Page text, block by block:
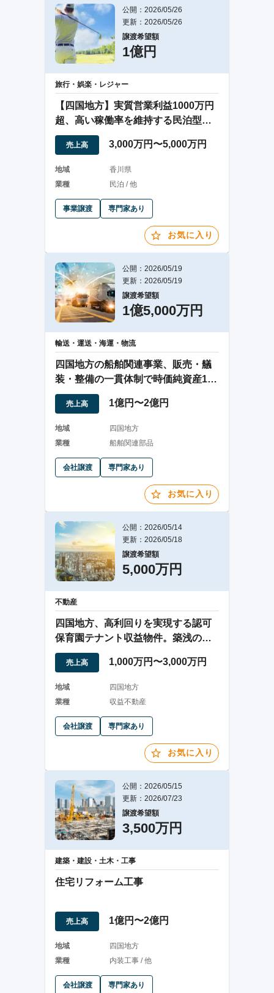
公開：2026/05/26
更新：2026/05/26
譲渡希望額
1億円
旅行・娯楽・レジャー
【四国地方】実質営業利益1000万円
超、高い稼働率を維持する民泊型宿
泊事業の譲渡
売上高 3,000万円〜5,000万円
地域
香川県
業種
民泊 / 他
事業譲渡 専門家あり
お気に入り
公開：2026/05/19
更新：2026/05/19
譲渡希望額
1億5,000万円
輸送・運送・海運・物流
四国地方の船舶関連事業、販売・艤
装・整備の一貫体制で時価純資産1億
5千万円以上
売上高 1億円〜2億円
地域
四国地方
業種
船舶関連部品
会社譲渡 専門家あり
お気に入り
公開：2026/05/14
更新：2026/05/18
譲渡希望額
5,000万円
不動産
四国地方、高利回りを実現する認可
保育園テナント収益物件。築浅の持
分譲渡案件
売上高 1,000万円〜3,000万円
地域
四国地方
業種
収益不動産
会社譲渡 専門家あり
お気に入り
公開：2026/05/15
更新：2026/07/23
譲渡希望額
3,500万円
建築・建設・土木・工事
住宅リフォーム工事
売上高 1億円〜2億円
地域
四国地方
業種
内装工事 / 他
会社譲渡 専門家あり